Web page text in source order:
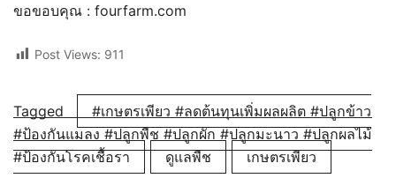
ขอขอบคุณ : fourfarm.com
Post Views: 911
Tagged
#เกษตรเพียว #ลดต้นทุนเพิ่มผลผลิต #ปลูกข้าว
#ป้องกันแมลง #ปลูกพืช #ปลูกผัก #ปลูกมะนาว #ปลูกผลไม้
#ป้องกันโรคเชื้อรา
ดูแลพืช เกษตรเพียว